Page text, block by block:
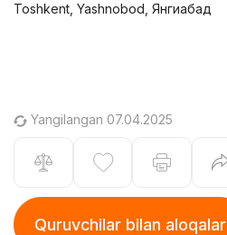
Toshkent, Yashnobod, Янгиабад
Yangilangan 07.04.2025
Quruvchilar bilan aloqalar